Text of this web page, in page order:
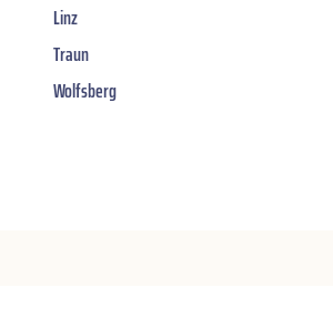
Linz
Traun
Wolfsberg